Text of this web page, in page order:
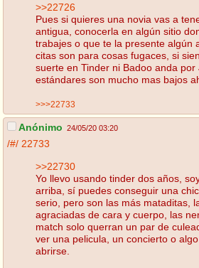
>>22726
Pues si quieres una novia vas a
antigua, conocerla en algún sitio
trabajes o que te la presente algún
citas son para cosas fugaces, si
suerte en Tinder ni Badoo anda por
estándares son mucho mas bajos
>>>22733
Anónimo 24/05/20 03:20
/#/ 22733
>>22730
Yo llevo usando tinder dos años,
arriba, sí puedes conseguir una
serio, pero son las más mataditas,
agraciadas de cara y cuerpo, las
match solo querran un par de
ver una pelicula, un concierto o
abrirse.